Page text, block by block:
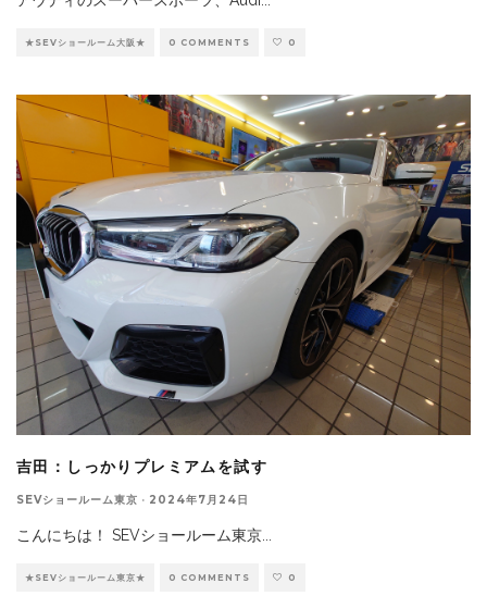
★SEVショールーム大阪★ 0 COMMENTS 0
吉田：しっかりプレミアムを試す
SEVショールーム東京 · 2024年7月24日
こんにちは！ SEVショールーム東京...
★SEVショールーム東京★ 0 COMMENTS 0